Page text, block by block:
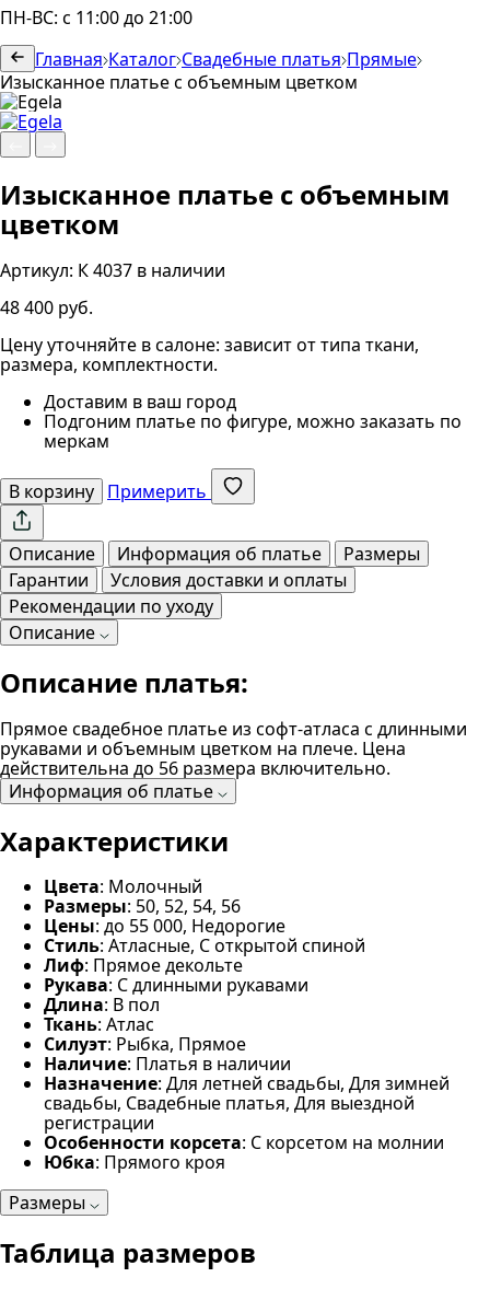
ПН-ВС: с 11:00 до 21:00
Главная Каталог Свадебные платья Прямые
Изысканное платье с объемным цветком
Изысканное платье с объемным
цветком
Артикул: К 4037 в наличии
48 400 руб.
Цену уточняйте в салоне: зависит от типа ткани,
размера, комплектности.
Доставим в ваш город
Подгоним платье по фигуре, можно заказать по
меркам
В корзину Примерить
Описание Информация об платье
Размеры
Гарантии
Условия доставки и оплаты
Рекомендации по уходу
Описание
Описание платья:
Прямое свадебное платье из софт-атласа с длинными
рукавами и объемным цветком на плече. Цена
действительна до 56 размера включительно.
Информация об платье
Характеристики
Цвета: Молочный
Размеры: 50, 52, 54, 56
Цены: до 55 000, Недорогие
Стиль: Атласные, С открытой спиной
Лиф: Прямое декольте
Рукава: С длинными рукавами
Длина: В пол
Ткань: Атлас
Силуэт: Рыбка, Прямое
Наличие: Платья в наличии
Назначение: Для летней свадьбы, Для зимней
свадьбы, Свадебные платья, Для выездной
регистрации
Особенности корсета: С корсетом на молнии
Юбка: Прямого кроя
Размеры
Таблица размеров